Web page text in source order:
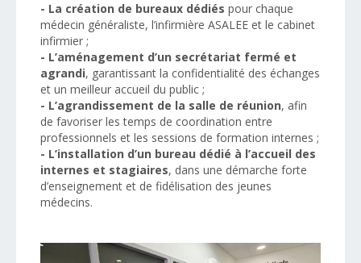
- La création de bureaux dédiés pour chaque
médecin généraliste, l’infirmière ASALEE et le cabinet
infirmier ;
- L’aménagement d’un secrétariat fermé et
agrandi, garantissant la confidentialité des échanges
et un meilleur accueil du public ;
- L’agrandissement de la salle de réunion, afin
de favoriser les temps de coordination entre
professionnels et les sessions de formation internes ;
- L’installation d’un bureau dédié à l’accueil des
internes et stagiaires, dans une démarche forte
d’enseignement et de fidélisation des jeunes
médecins.